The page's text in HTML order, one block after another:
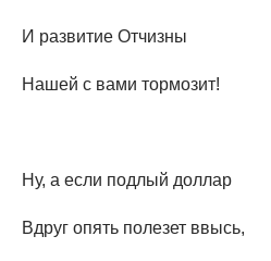
И развитие Отчизны
Нашей с вами тормозит!
Ну, а если подлый доллар
Вдруг опять полезет ввысь,